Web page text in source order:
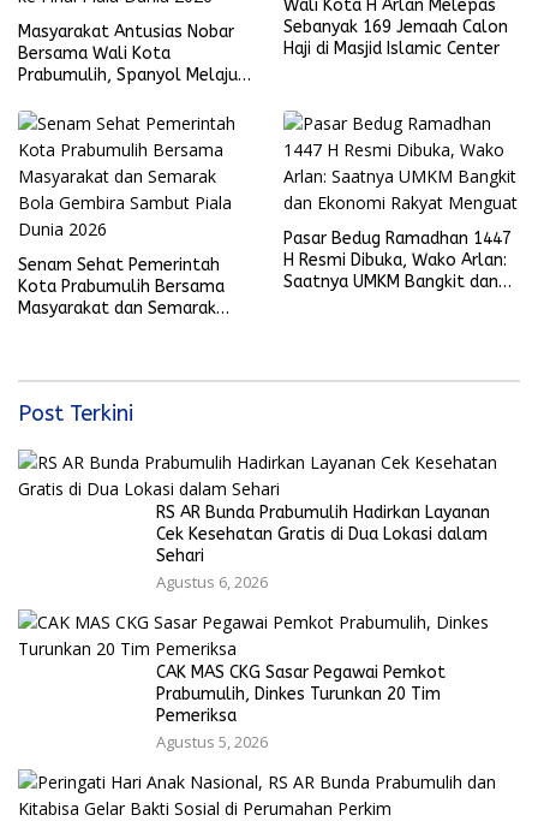
Masyarakat Antusias Nobar
Bersama Wali Kota
Prabumulih, Spanyol Melaju
Wali Kota H Arlan Melepas
Sebanyak 169 Jemaah Calon
Haji di Masjid Islamic Center
Senam Sehat Pemerintah
Kota Prabumulih Bersama
Masyarakat dan Semarak
Pasar Bedug Ramadhan 1447
H Resmi Dibuka, Wako Arlan:
Saatnya UMKM Bangkit dan
Post Terkini
RS AR Bunda Prabumulih Hadirkan Layanan
Cek Kesehatan Gratis di Dua Lokasi dalam
Sehari
Agustus 6, 2026
CAK MAS CKG Sasar Pegawai Pemkot
Prabumulih, Dinkes Turunkan 20 Tim
Pemeriksa
Agustus 5, 2026